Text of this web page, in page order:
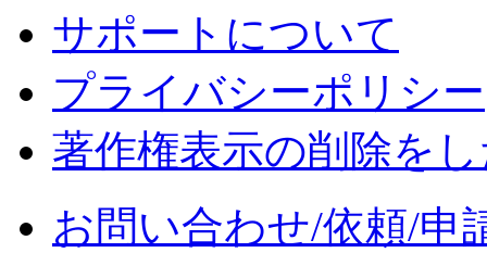
サポートについて
プライバシーポリシー
著作権表示の削除を
お問い合わせ/依頼/申